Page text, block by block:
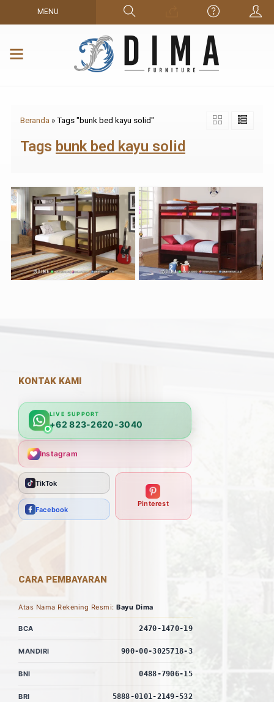
MENU
Beranda »Tags "bunk bed kayu solid"
Tags bunk bed kayu solid
KONTAK KAMI
LIVE SUPPORT
+62 823-2620-3040
Instagram
TikTok
Facebook
Pinterest
CARA PEMBAYARAN
Atas Nama Rekening Resmi: Bayu Dima
BCA 2470-1470-19
MANDIRI 900-00-3025718-3
BNI 0488-7906-15
BRI 5888-0101-2149-532